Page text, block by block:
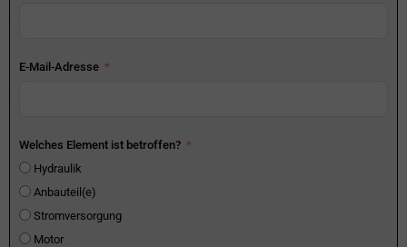
E-Mail-Adresse
Welches Element ist betroffen?
Hydraulik
Anbauteil(e)
Stromversorgung
Motor